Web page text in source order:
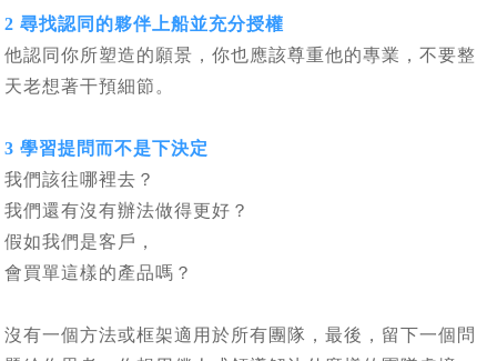
2 尋找認同的夥伴上船並充分授權
他認同你所塑造的願景，你也應該尊重他的專業，不要整
天老想著干預細節。
3 學習提問而不是下決定
我們該往哪裡去？
我們還有沒有辦法做得更好？
假如我們是客戶，
會買單這樣的產品嗎？
沒有一個方法或框架適用於所有團隊，最後，留下一個問